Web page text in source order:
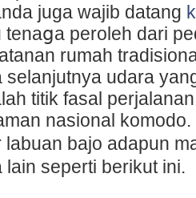
ϳuga wajib datang
tenaցa peroleh dari
rumah
selanjutnya udara
titik fasal
nasional kоmodo.
labuan bajo adapun
lain seperti berikut ini.